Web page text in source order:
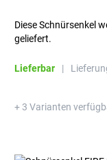
Diese Schnürsenkel
geliefert.
Lieferbar |
+ 3 Varianten